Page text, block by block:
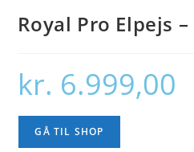
Royal Pro Elpejs
kr. 6.999,00
GÅ TIL SHOP